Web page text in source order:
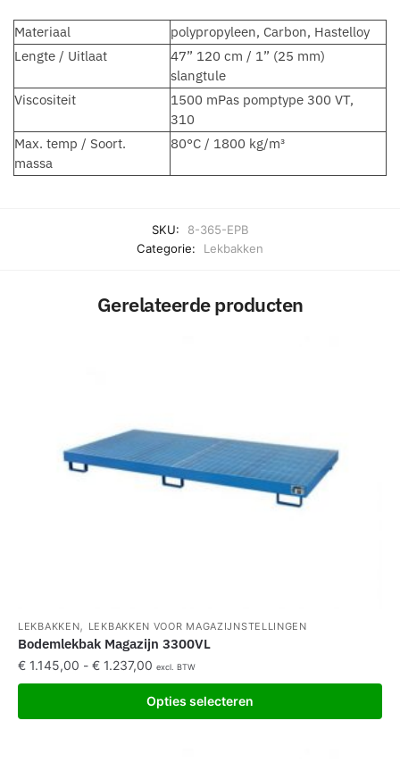
Materiaal
polypropyleen, Carbon, Hastelloy
Lengte / Uitlaat
47” 120 cm / 1” (25 mm)
slangtule
Viscositeit
1500 mPas pomptype 300 VT,
310
Max. temp / Soort.
massa
80°C / 1800 kg/m³
SKU:
8-365-EPB
Categorie:
Lekbakken
Gerelateerde producten
LEKBAKKEN, LEKBAKKEN VOOR MAGAZIJNSTELLINGEN
Bodemlekbak Magazijn 3300VL
€ 1.145,00 - € 1.237,00 excl. BTW
Opties selecteren